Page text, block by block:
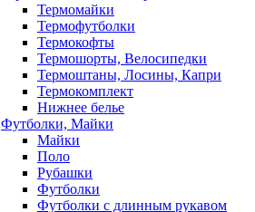
Термомайки
Термофутболки
Термокофты
Термошорты, Велосипедки
Термоштаны, Лосины, Капри
Термокомплект
Нижнее белье
Футболки, Майки
Майки
Поло
Рубашки
Футболки
Футболки с длинным рукавом